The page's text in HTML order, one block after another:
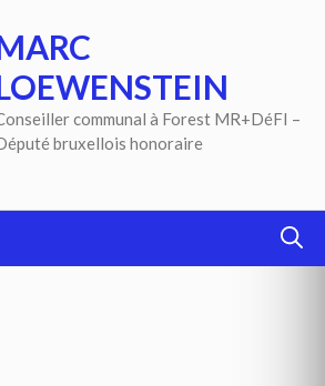
communal à Forest MR+DéFI –
bruxellois honoraire